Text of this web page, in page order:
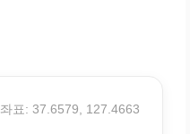
좌표: 37.6579, 127.4663